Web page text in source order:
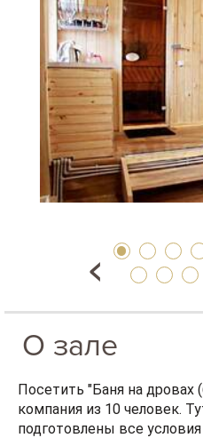
О зале
Посетить "Баня на дровах
компания из 10 человек.
подготовлены все